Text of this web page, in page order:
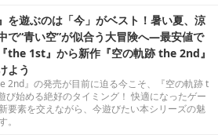
を遊ぶのは「今」がベスト！暑い夏、涼
で“青い空”が似合う大冒険へ―最安値で
the 1st』から新作『空の軌跡 the 2nd』
よう
2nd』の発売が目前に迫る今こそ、『空の軌跡 t
び始める絶好のタイミング！ 快適になったゲー
要素を交えながら、今遊びたい本シリーズの魅
。